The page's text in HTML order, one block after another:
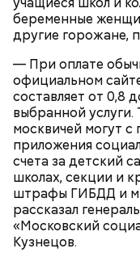
беременные
другие горожане,
— При оплате
официальном
составляет от 0,8
выбранной услуги.
москвичей могут
приложения
счета за детский
школах, секции и
штрафы ГИБДД и
рассказал
«Московский
Кузнецов.